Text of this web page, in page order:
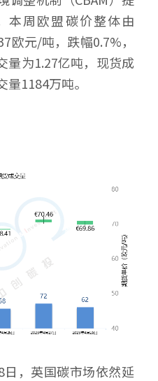
本周欧盟碳价整体由
欧元/吨，跌幅0.7%，
量为1.27亿吨，现货成
1184万吨。
，英国碳市场依然延